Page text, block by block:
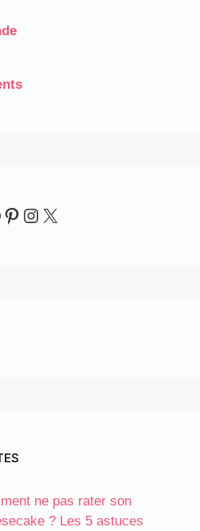
Pinterest
Instagram
X
ne pas rater son
? Les 5 astuces